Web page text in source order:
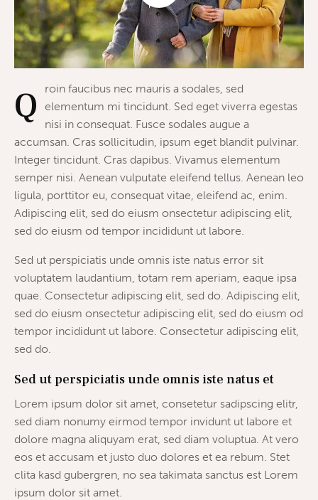
Q
roin faucibus nec mauris a sodales, sed
elementum mi tincidunt. Sed eget viverra egestas
nisi in consequat. Fusce sodales augue a
accumsan. Cras sollicitudin, ipsum eget blandit pulvinar.
Integer tincidunt. Cras dapibus. Vivamus elementum
semper nisi. Aenean vulputate eleifend tellus. Aenean leo
ligula, porttitor eu, consequat vitae, eleifend ac, enim.
Adipiscing elit, sed do eiusm onsectetur adipiscing elit,
sed do eiusm od tempor incididunt ut labore.
Sed ut perspiciatis unde omnis iste natus error sit
voluptatem laudantium, totam rem aperiam, eaque ipsa
quae. Consectetur adipiscing elit, sed do. Adipiscing elit,
sed do eiusm onsectetur adipiscing elit, sed do eiusm od
tempor incididunt ut labore. Consectetur adipiscing elit,
sed do.
Sed ut perspiciatis unde omnis iste natus et
Lorem ipsum dolor sit amet, consetetur sadipscing elitr,
sed diam nonumy eirmod tempor invidunt ut labore et
dolore magna aliquyam erat, sed diam voluptua. At vero
eos et accusam et justo duo dolores et ea rebum. Stet
clita kasd gubergren, no sea takimata sanctus est Lorem
ipsum dolor sit amet.